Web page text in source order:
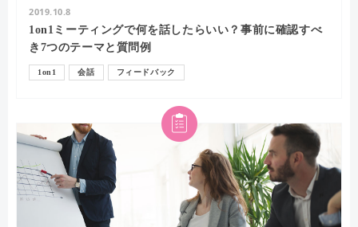
2019.10.8
1on1ミーティングで何を話したらいい？事前に確認すべ
き7つのテーマと質問例
1on1 会話 フィードバック